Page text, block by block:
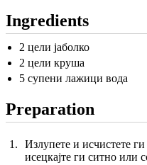
Ingredients
2 цели јаболко
2 цели круша
5 супени лажици вода
Preparation
Излупете и исчистете
исецкајте ги ситно или